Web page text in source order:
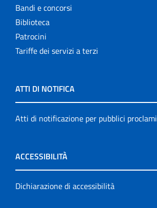
Bandi e concorsi
Biblioteca
Patrocini
Tariffe dei servizi a terzi
ATTI DI NOTIFICA
Atti di notificazione per pubblici proclami
ACCESSIBILITÀ
Dichiarazione di accessibilità